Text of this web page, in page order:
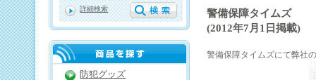
警備保障タイムズ
(2012年7月1日掲載)
警備保障タイムズにて弊社
詳細検索
防犯グッズ